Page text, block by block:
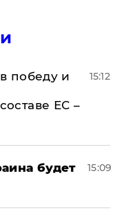
победу и
ЕС –
15:12
будет
15:09